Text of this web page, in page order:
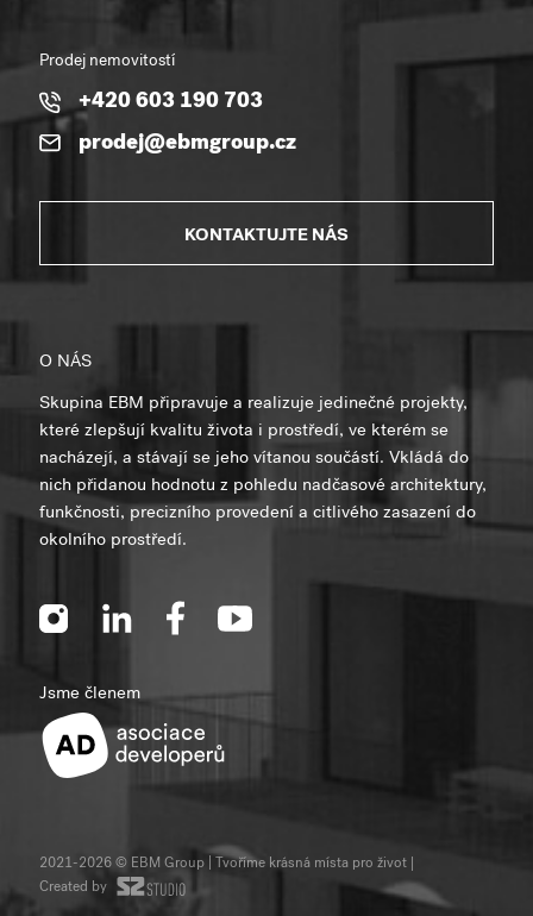
Prodej nemovitostí
+420 603 190 703
prodej@ebmgroup.cz
KONTAKTUJTE NÁS
O NÁS
Skupina EBM připravuje a realizuje jedinečné projekty,
které zlepšují kvalitu života i prostředí, ve kterém se
nacházejí, a stávají se jeho vítanou součástí. Vkládá do
nich přidanou hodnotu z pohledu nadčasové architektury,
funkčnosti, precizního provedení a citlivého zasazení do
okolního prostředí.
Jsme členem
2021-2026 © EBM Group | Tvoříme krásná místa pro život
Created by